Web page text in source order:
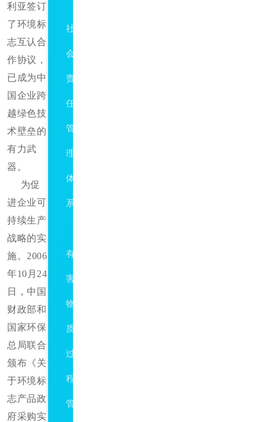
利亚签订
了环境标
志互认合
作协议，
已成为中
国企业跨
越绿色技
术壁垒的
有力武
器。
为促
进企业可
持续生产
战略的实
施。 2006
年10月24
日，中国
财政部和
国家环保
总局联合
颁布《关
于环境标
志产品政
府采购实
社
会
责
任
管
理
体
系
有
害
物
质
过
程
管